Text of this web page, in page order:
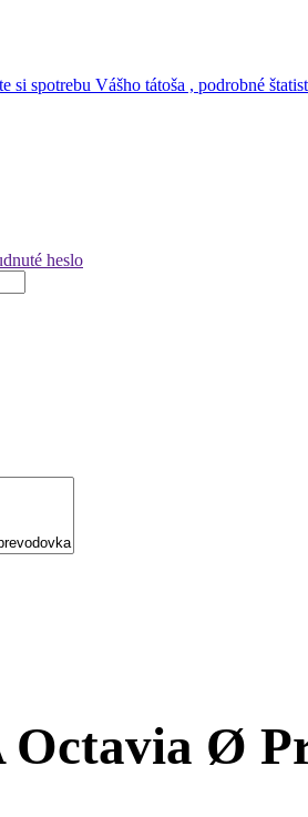
heslo
Octavia Ø